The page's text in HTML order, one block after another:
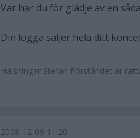
Var har du för glädje av en
Din logga säljer hela ditt
Hälsningar Stefan Förståndet är
2008-12-09 11:20